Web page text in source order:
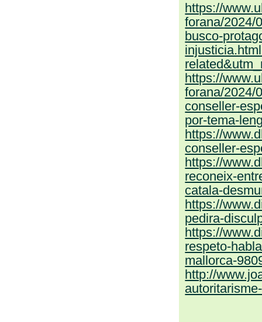
https://
forana/2024/
busco-
https://
forana/2024/
conseller-
por-tema-
https://
conseller-
https://
reconeix-
catala-
https://
pedira-
https://
respeto-
mallorca-
http://
autoritarisme-